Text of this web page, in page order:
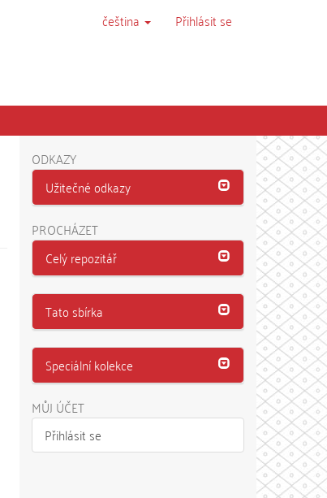
čeština Přihlásit se
ODKAZY
Užitečné odkazy
PROCHÁZET
Celý repozitář
Tato sbírka
Speciální kolekce
MŮJ ÚČET
Přihlásit se